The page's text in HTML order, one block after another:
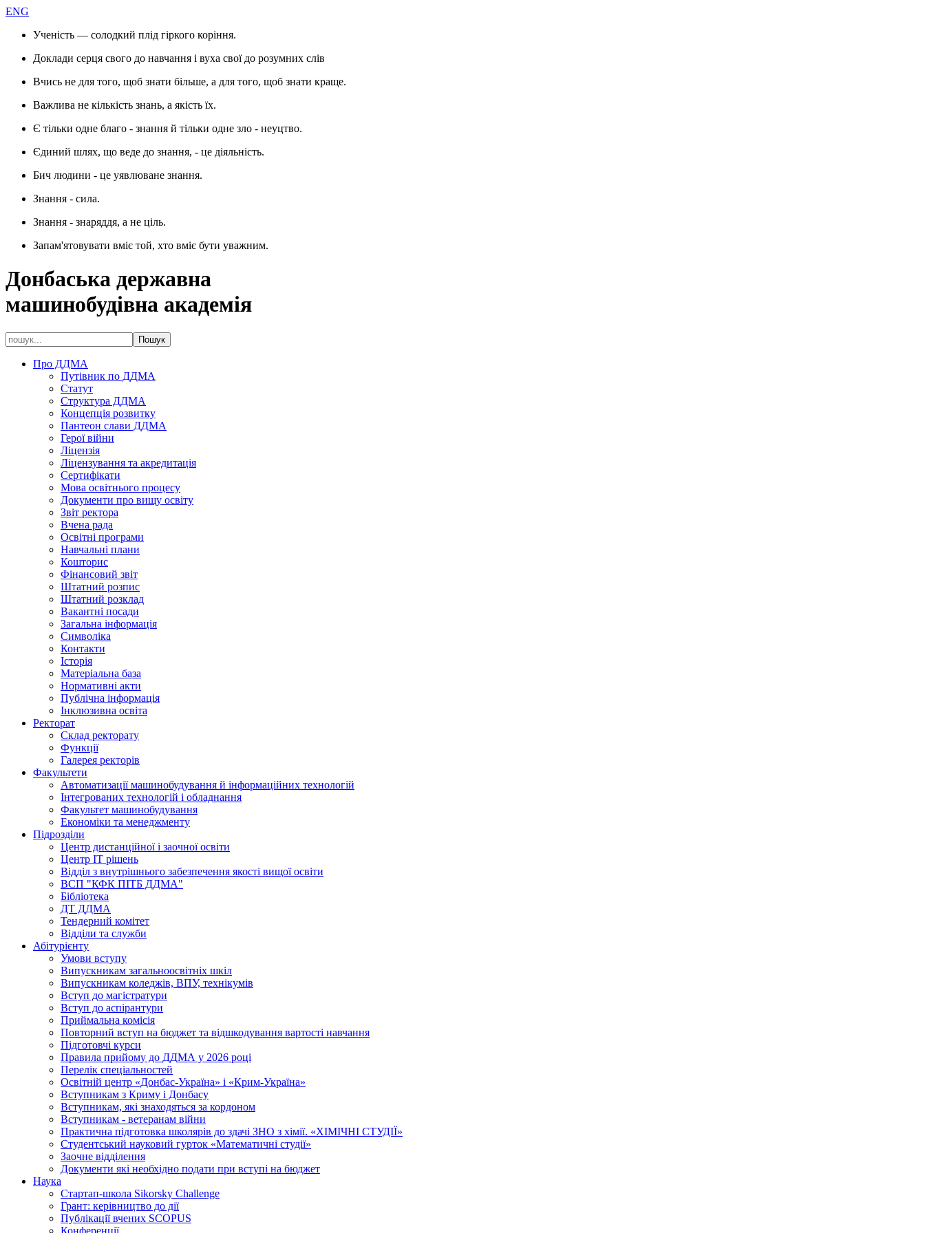
ENG
Ученість — солодкий плід гіркого коріння.
Доклади серця свого до навчання і вуха свої до розумних слів
Вчись не для того, щоб знати більше, а для того, щоб знати краще.
Важлива не кількість знань, а якість їх.
Є тільки одне благо - знання й тільки одне зло - неуцтво.
Єдиний шлях, що веде до знання, - це діяльність.
Бич людини - це уявлюване знання.
Знання - сила.
Знання - знаряддя, а не ціль.
Запам'ятовувати вміє той, хто вміє бути уважним.
Донбаська державна
машинобудівна академія
Про ДДМА
Путівник по ДДМА
Статут
Структура ДДМА
Концепція розвитку
Пантеон слави ДДМА
Герої війни
Ліцензія
Ліцензування та акредитація
Сертифікати
Мова освітнього процесу
Документи про вищу освіту
Звіт ректора
Вчена рада
Освітні програми
Навчальні плани
Кошторис
Фінансовий звіт
Штатний розпис
Штатний розклад
Вакантні посади
Загальна інформація
Символіка
Контакти
Історія
Матеріальна база
Нормативні акти
Публічна інформація
Інклюзивна освіта
Ректорат
Склад ректорату
Функції
Галерея ректорів
Факультети
Автоматизації машинобудування й інформаційних технологій
Інтегрованих технологій і обладнання
Факультет машинобудування
Економіки та менеджменту
Підрозділи
Центр дистанційної і заочної освіти
Центр ІТ рішень
Відділ з внутрішнього забезпечення якості вищої освіти
ВСП "КФК ПІТБ ДДМА"
Бібліотека
ДТ ДДМА
Тендерний комітет
Відділи та служби
Абітурієнту
Умови вступу
Випускникам загальноосвітніх шкіл
Випускникам коледжів, ВПУ, технікумів
Вступ до магістратури
Вступ до аспірантури
Приймальна комісія
Повторний вступ на бюджет та відшкодування вартості навчання
Підготовчі курси
Правила прийому до ДДМА у 2026 році
Перелік спеціальностей
Освітній центр «Донбас-Україна» і «Крим-Україна»
Вступникам з Криму і Донбасу
Вступникам, які знаходяться за кордоном
Вступникам - ветеранам війни
Практична підготовка школярів до здачі ЗНО з хімії. «ХІМІЧНІ СТУДІЇ»
Студентський науковий гурток «Математичні студії»
Заочне відділення
Документи які необхідно подати при вступі на бюджет
Наука
Стартап-школа Sikorsky Challenge
Грант: керівництво до дії
Публікації вчених SCOPUS
Конференції